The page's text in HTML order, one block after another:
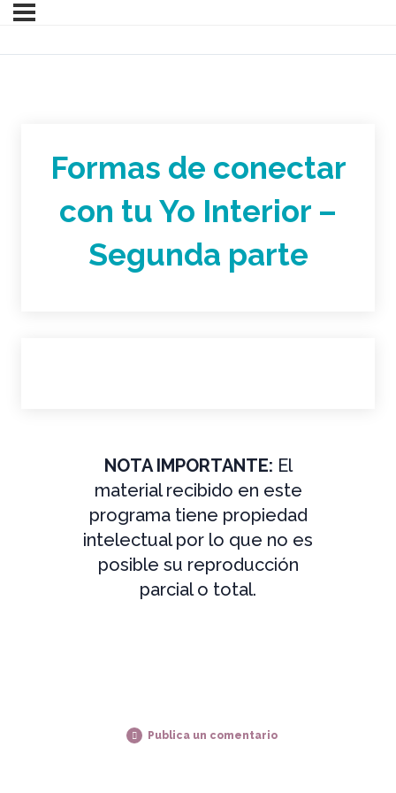
Formas de conectar
con tu Yo Interior –
Segunda parte
NOTA IMPORTANTE: El
material recibido en este
programa tiene propiedad
intelectual por lo que no es
posible su reproducción
parcial o total.
Publica un comentario